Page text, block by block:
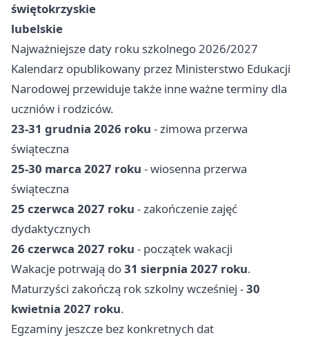
świętokrzyskie
lubelskie
Najważniejsze daty roku szkolnego 2026/2027
Kalendarz opublikowany przez Ministerstwo Edukacji
Narodowej przewiduje także inne ważne terminy dla
uczniów i rodziców.
23-31 grudnia 2026 roku - zimowa przerwa
świąteczna
25-30 marca 2027 roku - wiosenna przerwa
świąteczna
25 czerwca 2027 roku - zakończenie zajęć
dydaktycznych
26 czerwca 2027 roku - początek wakacji
Wakacje potrwają do31 sierpnia 2027 roku.
Maturzyści zakończą rok szkolny wcześniej -30
kwietnia 2027 roku.
Egzaminy jeszcze bez konkretnych dat